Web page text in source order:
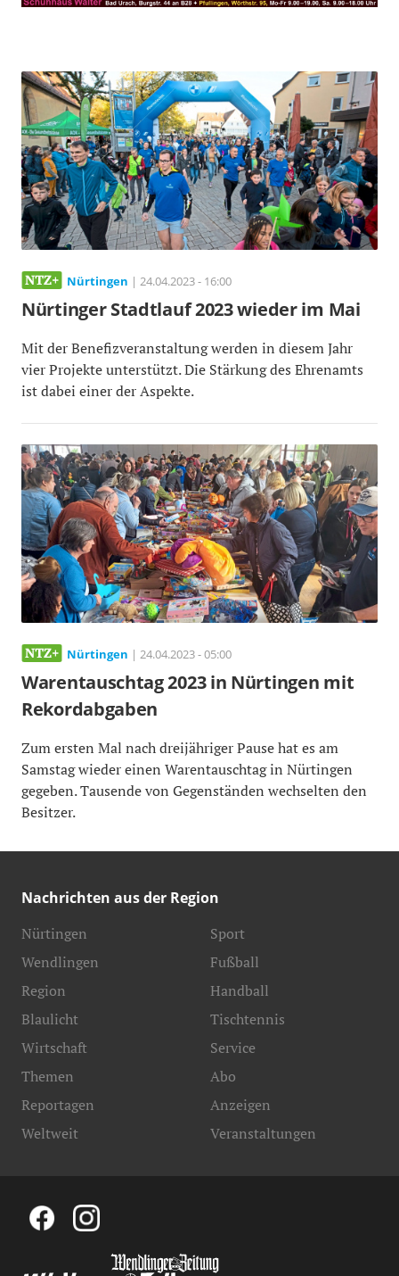
Nürtingen | 24.04.2023 - 16:00
Nürtinger Stadtlauf 2023 wieder im Mai
Mit der Benefizveranstaltung werden in diesem Jahr
vier Projekte unterstützt. Die Stärkung des Ehrenamts
ist dabei einer der Aspekte.
Nürtingen | 24.04.2023 - 05:00
Warentauschtag 2023 in Nürtingen mit
Rekordabgaben
Zum ersten Mal nach dreijähriger Pause hat es am
Samstag wieder einen Warentauschtag in Nürtingen
gegeben. Tausende von Gegenständen wechselten den
Besitzer.
Nachrichten aus der Region
Nürtingen
Wendlingen
Region
Blaulicht
Sport
Fußball
Handball
Tischtennis
Wirtschaft
Themen
Reportagen
Weltweit
Service
Abo
Anzeigen
Veranstaltungen